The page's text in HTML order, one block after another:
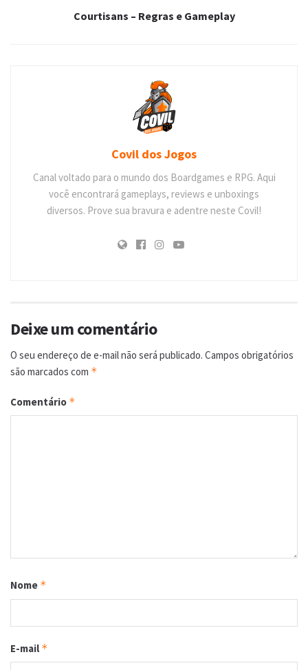
Courtisans – Regras e Gameplay
Covil dos Jogos
Canal voltado para o mundo dos Boardgames e RPG. Aqui
você encontrará gameplays, reviews e unboxings
diversos. Prove sua bravura e adentre neste Covil!
Deixe um comentário
O seu endereço de e-mail não será publicado. Campos obrigatórios
são marcados com *
Comentário *
Nome *
E-mail *